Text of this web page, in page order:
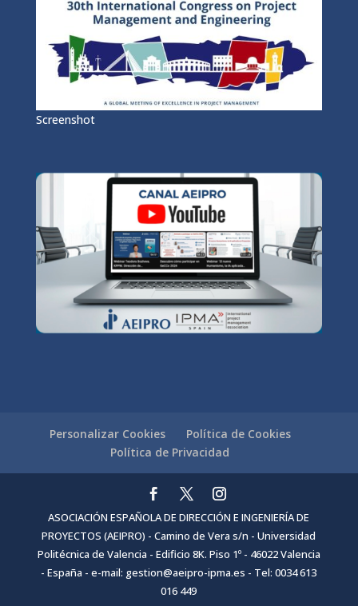
Screenshot
Personalizar Cookies
Política de Cookies
Política de Privacidad
ASOCIACIÓN ESPAÑOLA DE DIRECCIÓN E INGENIERÍA DE
PROYECTOS (AEIPRO) - Camino de Vera s/n - Universidad
Politécnica de Valencia - Edificio 8K. Piso 1º - 46022 Valencia
- España - e-mail: gestion@aeipro-ipma.es - Tel: 0034 613
016 449